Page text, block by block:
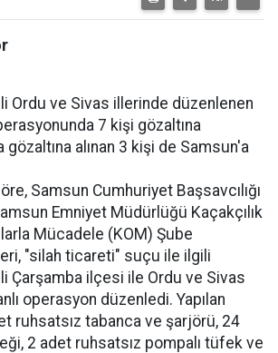
Ordu ve Sivas illerinde düzenlenen
7 kişi gözaltına
gözaltına alınan 3 kişi de Samsun'a
Samsun Cumhuriyet Başsavcılığı
Emniyet Müdürlüğü Kaçakçılık
Mücadele (KOM) Şube
"silah ticareti" suçu ile ilgili
Çarşamba ilçesi ile Ordu ve Sivas
operasyon düzenledi. Yapılan
ruhsatsız tabanca ve şarjörü, 24
2 adet ruhsatsız pompalı tüfek ve